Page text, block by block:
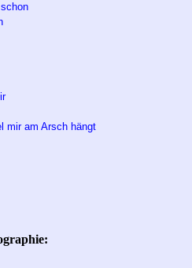
mir am Arsch hängt